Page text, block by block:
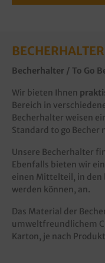
Becherhalter / To Go
Wir bieten Ihnen
Bereich in
Becherhalter weisen
Standard to go
Unsere Becherhalter
Ebenfalls bieten wir
einen Mittelteil, in den
werden können, an.
Das Material der
umweltfreundlichem
Karton, je nach